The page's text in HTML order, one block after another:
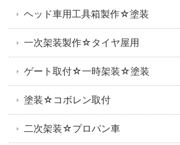
ヘッド車用工具箱製作☆塗装
一次架装製作☆タイヤ屋用
ゲート取付☆一時架装☆塗装
塗装☆コボレン取付
二次架装☆プロパン車